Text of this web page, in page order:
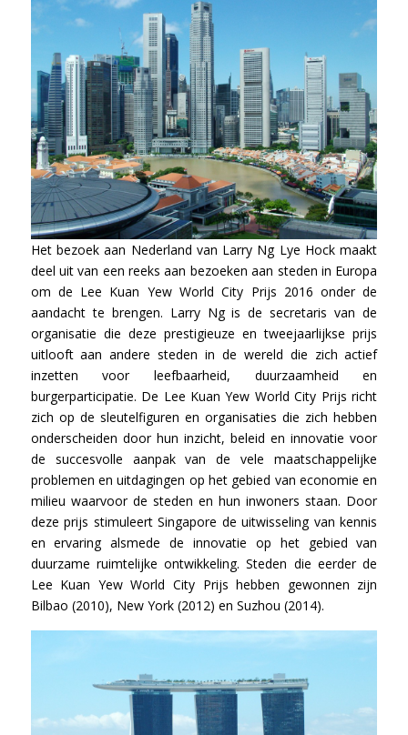
Het bezoek aan Nederland van Larry Ng Lye Hock maakt
deel uit van een reeks aan bezoeken aan steden in Europa
om de Lee Kuan Yew World City Prijs 2016 onder de
aandacht te brengen. Larry Ng is de secretaris van de
organisatie die deze prestigieuze en tweejaarlijkse prijs
uitlooft aan andere steden in de wereld die zich actief
inzetten voor leefbaarheid, duurzaamheid en
burgerparticipatie. De Lee Kuan Yew World City Prijs richt
zich op de sleutelfiguren en organisaties die zich hebben
onderscheiden door hun inzicht, beleid en innovatie voor
de succesvolle aanpak van de vele maatschappelijke
problemen en uitdagingen op het gebied van economie en
milieu waarvoor de steden en hun inwoners staan. Door
deze prijs stimuleert Singapore de uitwisseling van kennis
en ervaring alsmede de innovatie op het gebied van
duurzame ruimtelijke ontwikkeling. Steden die eerder de
Lee Kuan Yew World City Prijs hebben gewonnen zijn
Bilbao (2010), New York (2012) en Suzhou (2014).